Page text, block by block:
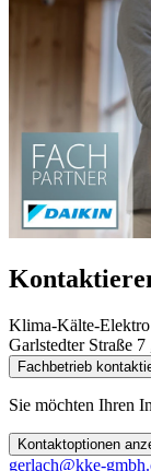
Klima-Kälte-
Garlstedter Straße
Fachbetrieb
Sie möchten Ihren
Kontaktoptionen
gerlach@kke-